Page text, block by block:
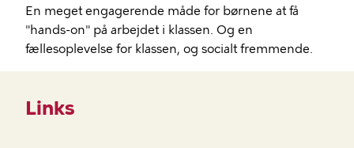
En meget engagerende måde for børnene at få
"hands-on" på arbejdet i klassen. Og en
fællesoplevelse for klassen, og socialt fremmende.
Links